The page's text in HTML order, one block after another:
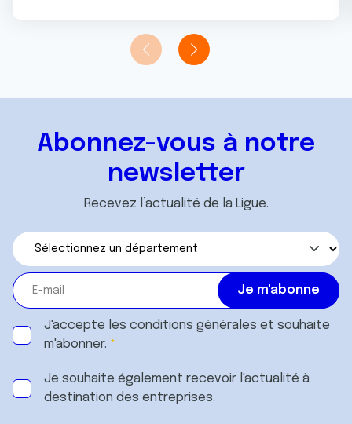
Abonnez-vous à notre
newsletter
Recevez l’actualité de la Ligue.
J'accepte les conditions générales et souhaite
m'abonner.
Je souhaite également recevoir l'actualité à
destination des entreprises.